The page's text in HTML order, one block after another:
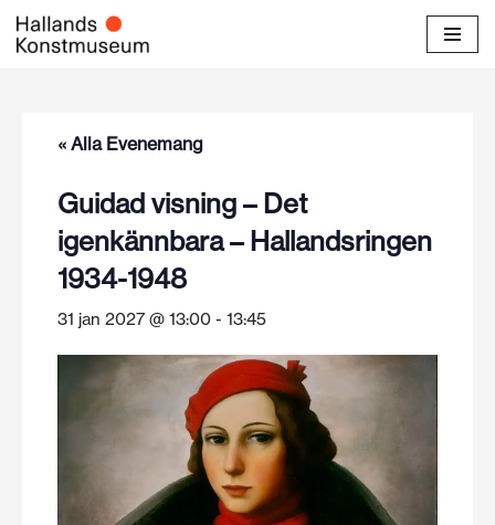
Hoppa
« Alla Evenemang
Guidad visning – Det
igenkännbara – Hallandsringen
1934-1948
31 jan 2027 @ 13:00 - 13:45